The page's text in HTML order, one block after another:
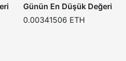
Günün En Düşük Değeri
0.00341506 ETH